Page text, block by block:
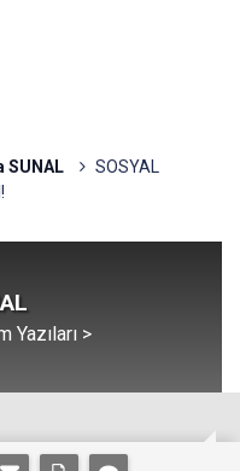
SUNAL
SOSYAL
Yazıları >